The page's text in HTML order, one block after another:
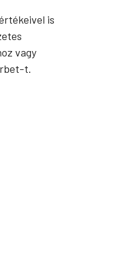
is
vagy
t.